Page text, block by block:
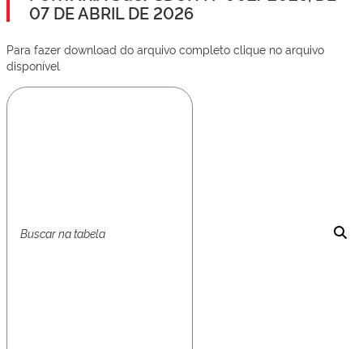
07 DE ABRIL DE 2026
Para fazer download do arquivo completo clique no arquivo
disponível